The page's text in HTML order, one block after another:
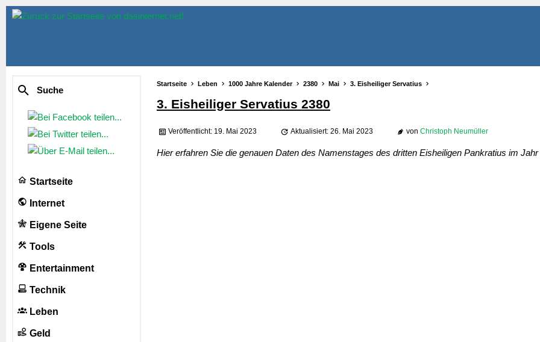
Suche
Startseite
Internet
Eigene Seite
Tools
Entertainment
Technik
Leben
Geld
Startseite Leben 1000 Jahre Kalender 2380 Mai 3. Eisheiliger Servatius
3. Eisheiliger Servatius 2380
Veröffentlicht: 19. Mai 2023 Aktualisiert: 26. Mai 2023 von Christoph Neumüller
Hier erfahren Sie die genauen Daten des Namenstages des dritten Eisheiligen Pankratius im Jahr